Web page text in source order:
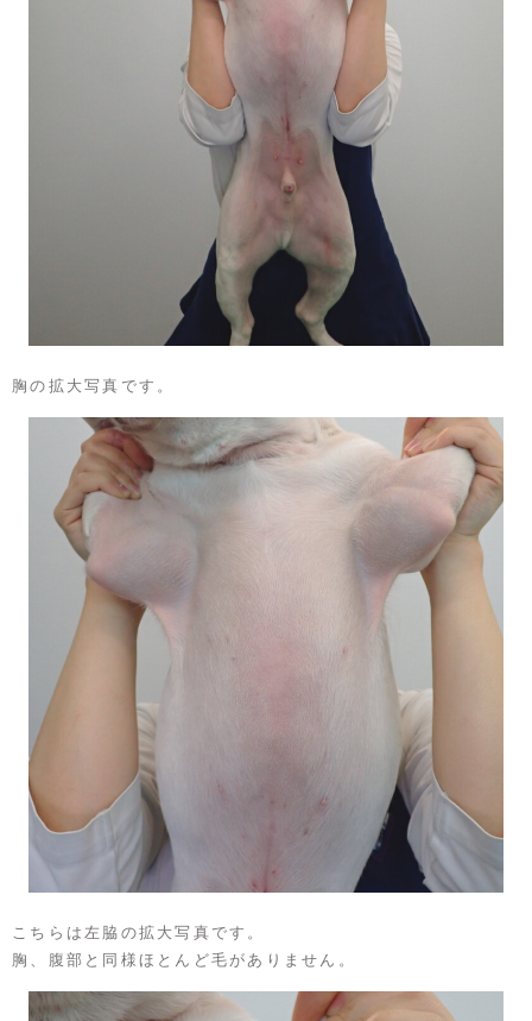
胸の拡大写真です。
こちらは左脇の拡大写真です。
胸、腹部と同様ほとんど毛がありません。